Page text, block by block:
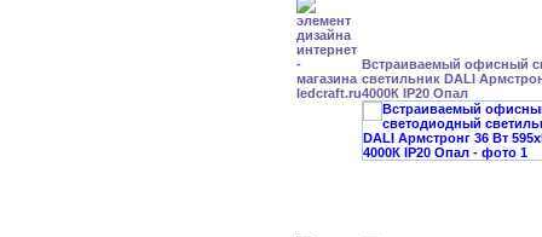
Встраиваемый офисный
светильник DALI
4000К IP20 Опал